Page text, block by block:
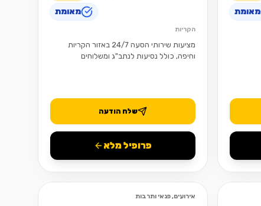
מאומת
מאומת
הקריות
מציעות שירותי הסעה 24/7 באזור הקריות
וחיפה, כולל נסיעות לנתב"ג ומשלוחים
שלח הודעה
פרופיל מלא
אירועים, פנאי ותרבות